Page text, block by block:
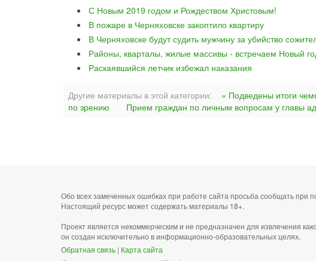
С Новым 2019 годом и Рождеством Христовым!
В пожаре в Черняховске закоптило квартиру
В Черняховске будут судить мужчину за убийство
Районы, кварталы, жилые массивы - встречаем Новый
Раскаявшийся летчик избежал наказания
Другие материалы в этой категории:
« Подведены итоги
по зрению
Прием граждан по личным вопросам у главы
Обо всех замеченных ошибках при работе сайта просьба сообщать при
Настоящий ресурс может содержать материалы 18+.
Проект является некоммерческим и не предназначен для извлечения
он создан исключительно в информационно-образовательных целях.
Обратная связь | Карта сайта